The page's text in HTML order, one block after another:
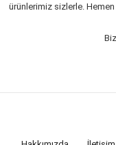
ürünlerimiz sizlerle.